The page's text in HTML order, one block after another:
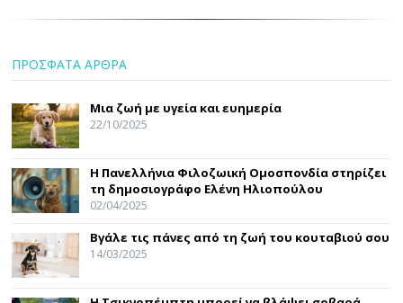
ΠΡΟΣΦΑΤΑ ΑΡΘΡΑ
Μια ζωή με υγεία και ευημερία
22/10/2025
Η Πανελλήνια Φιλοζωική Ομοσπονδία στηρίζει
τη δημοσιογράφο Ελένη Ηλιοπούλου
02/04/2025
Βγάλε τις πάνες από τη ζωή του κουταβιού σου
14/03/2025